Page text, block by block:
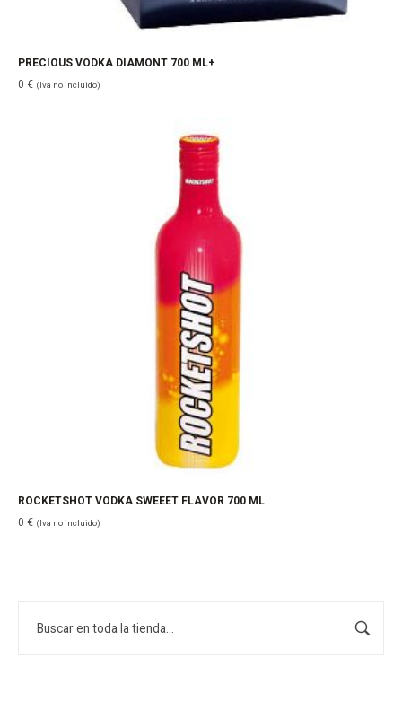
PRECIOUS VODKA DIAMONT 700 ML+
0 € (Iva no incluido)
ROCKETSHOT VODKA SWEEET FLAVOR 700 ML
0 € (Iva no incluido)